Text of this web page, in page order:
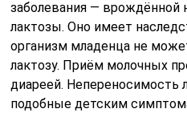
сдавать анализы не
последнего приёма пищи,
ополоснуть полость рта
берётся соскоб.